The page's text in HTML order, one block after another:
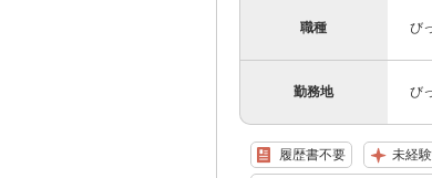
職種 び
勤務地 び
履歴書不要 未経